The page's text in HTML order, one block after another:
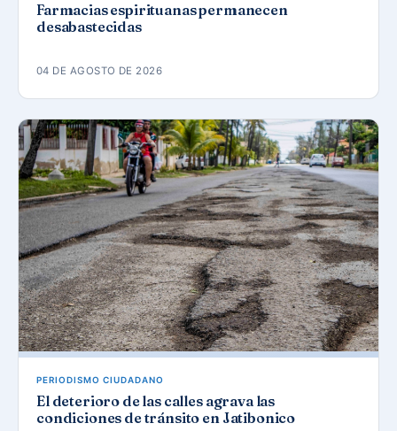
Farmacias espirituanas permanecen
desabastecidas
04 DE AGOSTO DE 2026
PERIODISMO CIUDADANO
El deterioro de las calles agrava las
condiciones de tránsito en Jatibonico